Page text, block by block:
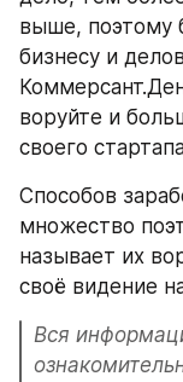
выше, поэтому
бизнесу и
воруйте и
своего
Способов
множество
называет их
своё видение
Вся